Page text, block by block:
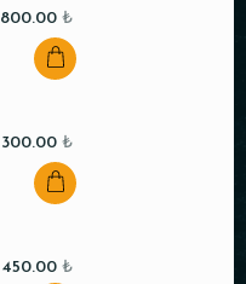
800.00 ₺
300.00 ₺
450.00 ₺